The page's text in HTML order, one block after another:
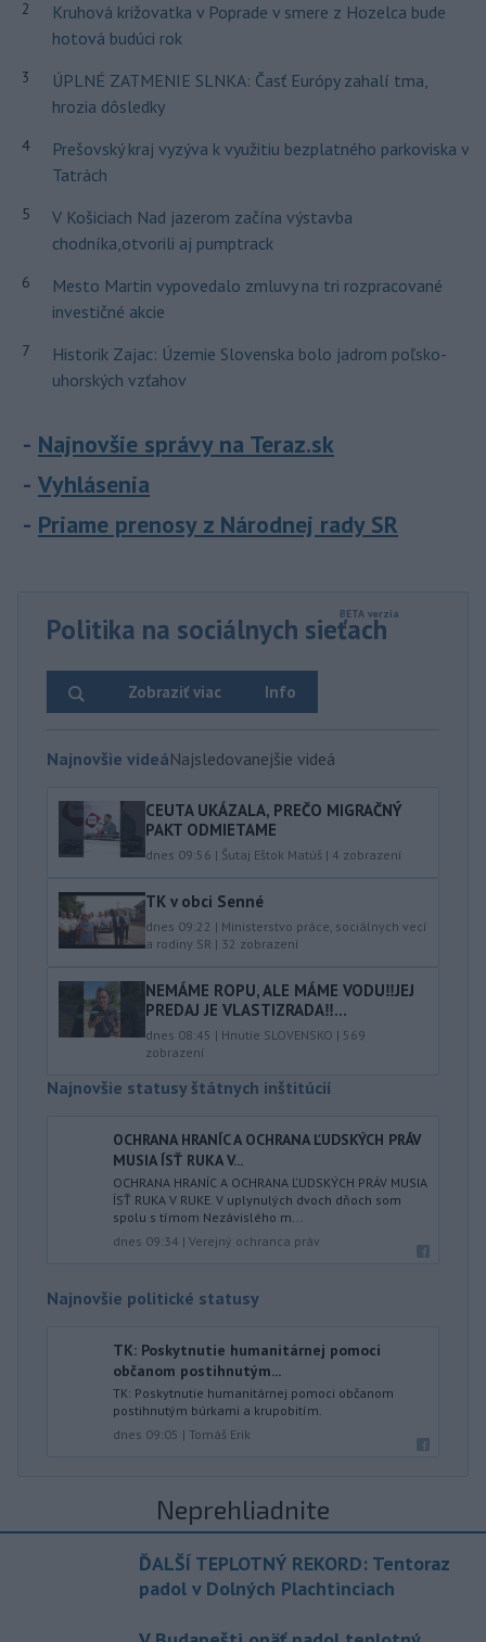
2
Kruhová križovatka v Poprade v smere z Hozelca bude
hotová budúci rok
3
ÚPLNÉ ZATMENIE SLNKA: Časť Európy zahalí tma,
hrozia dôsledky
4
Prešovský kraj vyzýva k využitiu bezplatného parkoviska v
Tatrách
5
V Košiciach Nad jazerom začína výstavba
chodníka,otvorili aj pumptrack
6
Mesto Martin vypovedalo zmluvy na tri rozpracované
investičné akcie
7
Historik Zajac: Územie Slovenska bolo jadrom poľsko-
uhorských vzťahov
Najnovšie správy na Teraz.sk
Vyhlásenia
Priame prenosy z Národnej rady SR
Politika na sociálnych sieťach
Info
Zobraziť viac
Najnovšie videáNajsledovanejšie videá
CEUTA UKÁZALA, PREČO MIGRAČNÝ
PAKT ODMIETAME
dnes 09:56 | Šutaj Eštok Matúš | 4 zobrazení
TK v obci Senné
dnes 09:22 | Ministerstvo práce, sociálnych vecí
a rodiny SR | 32 zobrazení
NEMÁME ROPU, ALE MÁME VODU‼️JEJ
PREDAJ JE VLASTIZRADA‼️...
dnes 08:45 | Hnutie SLOVENSKO | 569
zobrazení
Najnovšie statusy štátnych inštitúcií
OCHRANA HRANÍC A OCHRANA ĽUDSKÝCH PRÁV
MUSIA ÍSŤ RUKA V...
OCHRANA HRANÍC A OCHRANA ĽUDSKÝCH PRÁV MUSIA
ÍSŤ RUKA V RUKE. V uplynulých dvoch dňoch som
spolu s tímom Nezávislého m...
dnes 09:34 | Verejný ochranca práv
Najnovšie politické statusy
TK: Poskytnutie humanitárnej pomoci
občanom postihnutým...
TK: Poskytnutie humanitárnej pomoci občanom
postihnutým búrkami a krupobitím.
dnes 09:05 | Tomáš Erik
Neprehliadnite
ĎALŠÍ TEPLOTNÝ REKORD: Tentoraz
padol v Dolných Plachtinciach